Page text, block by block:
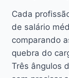
Cada
de salário
comparando
quebra do
Três ângulos